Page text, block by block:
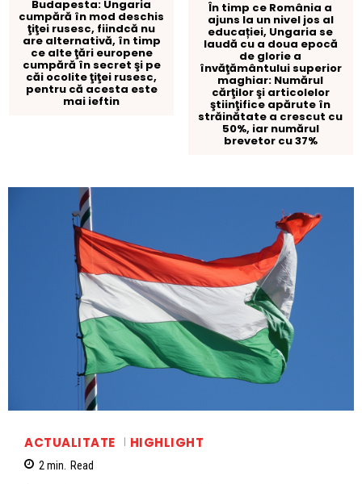
Budapesta: Ungaria
cumpără în mod deschis
ţiţei rusesc, fiindcă nu
are alternativă, în timp
ce alte ţări europene
cumpără în secret şi pe
căi ocolite ţiţei rusesc,
pentru că acesta este
mai ieftin
În timp ce România a
ajuns la un nivel jos al
educației, Ungaria se
laudă cu a doua epocă
de glorie a
învăţământului superior
maghiar: Numărul
cărţilor şi articolelor
ştiinţifice apărute în
străinătate a crescut cu
50%, iar numărul
brevetor cu 37%